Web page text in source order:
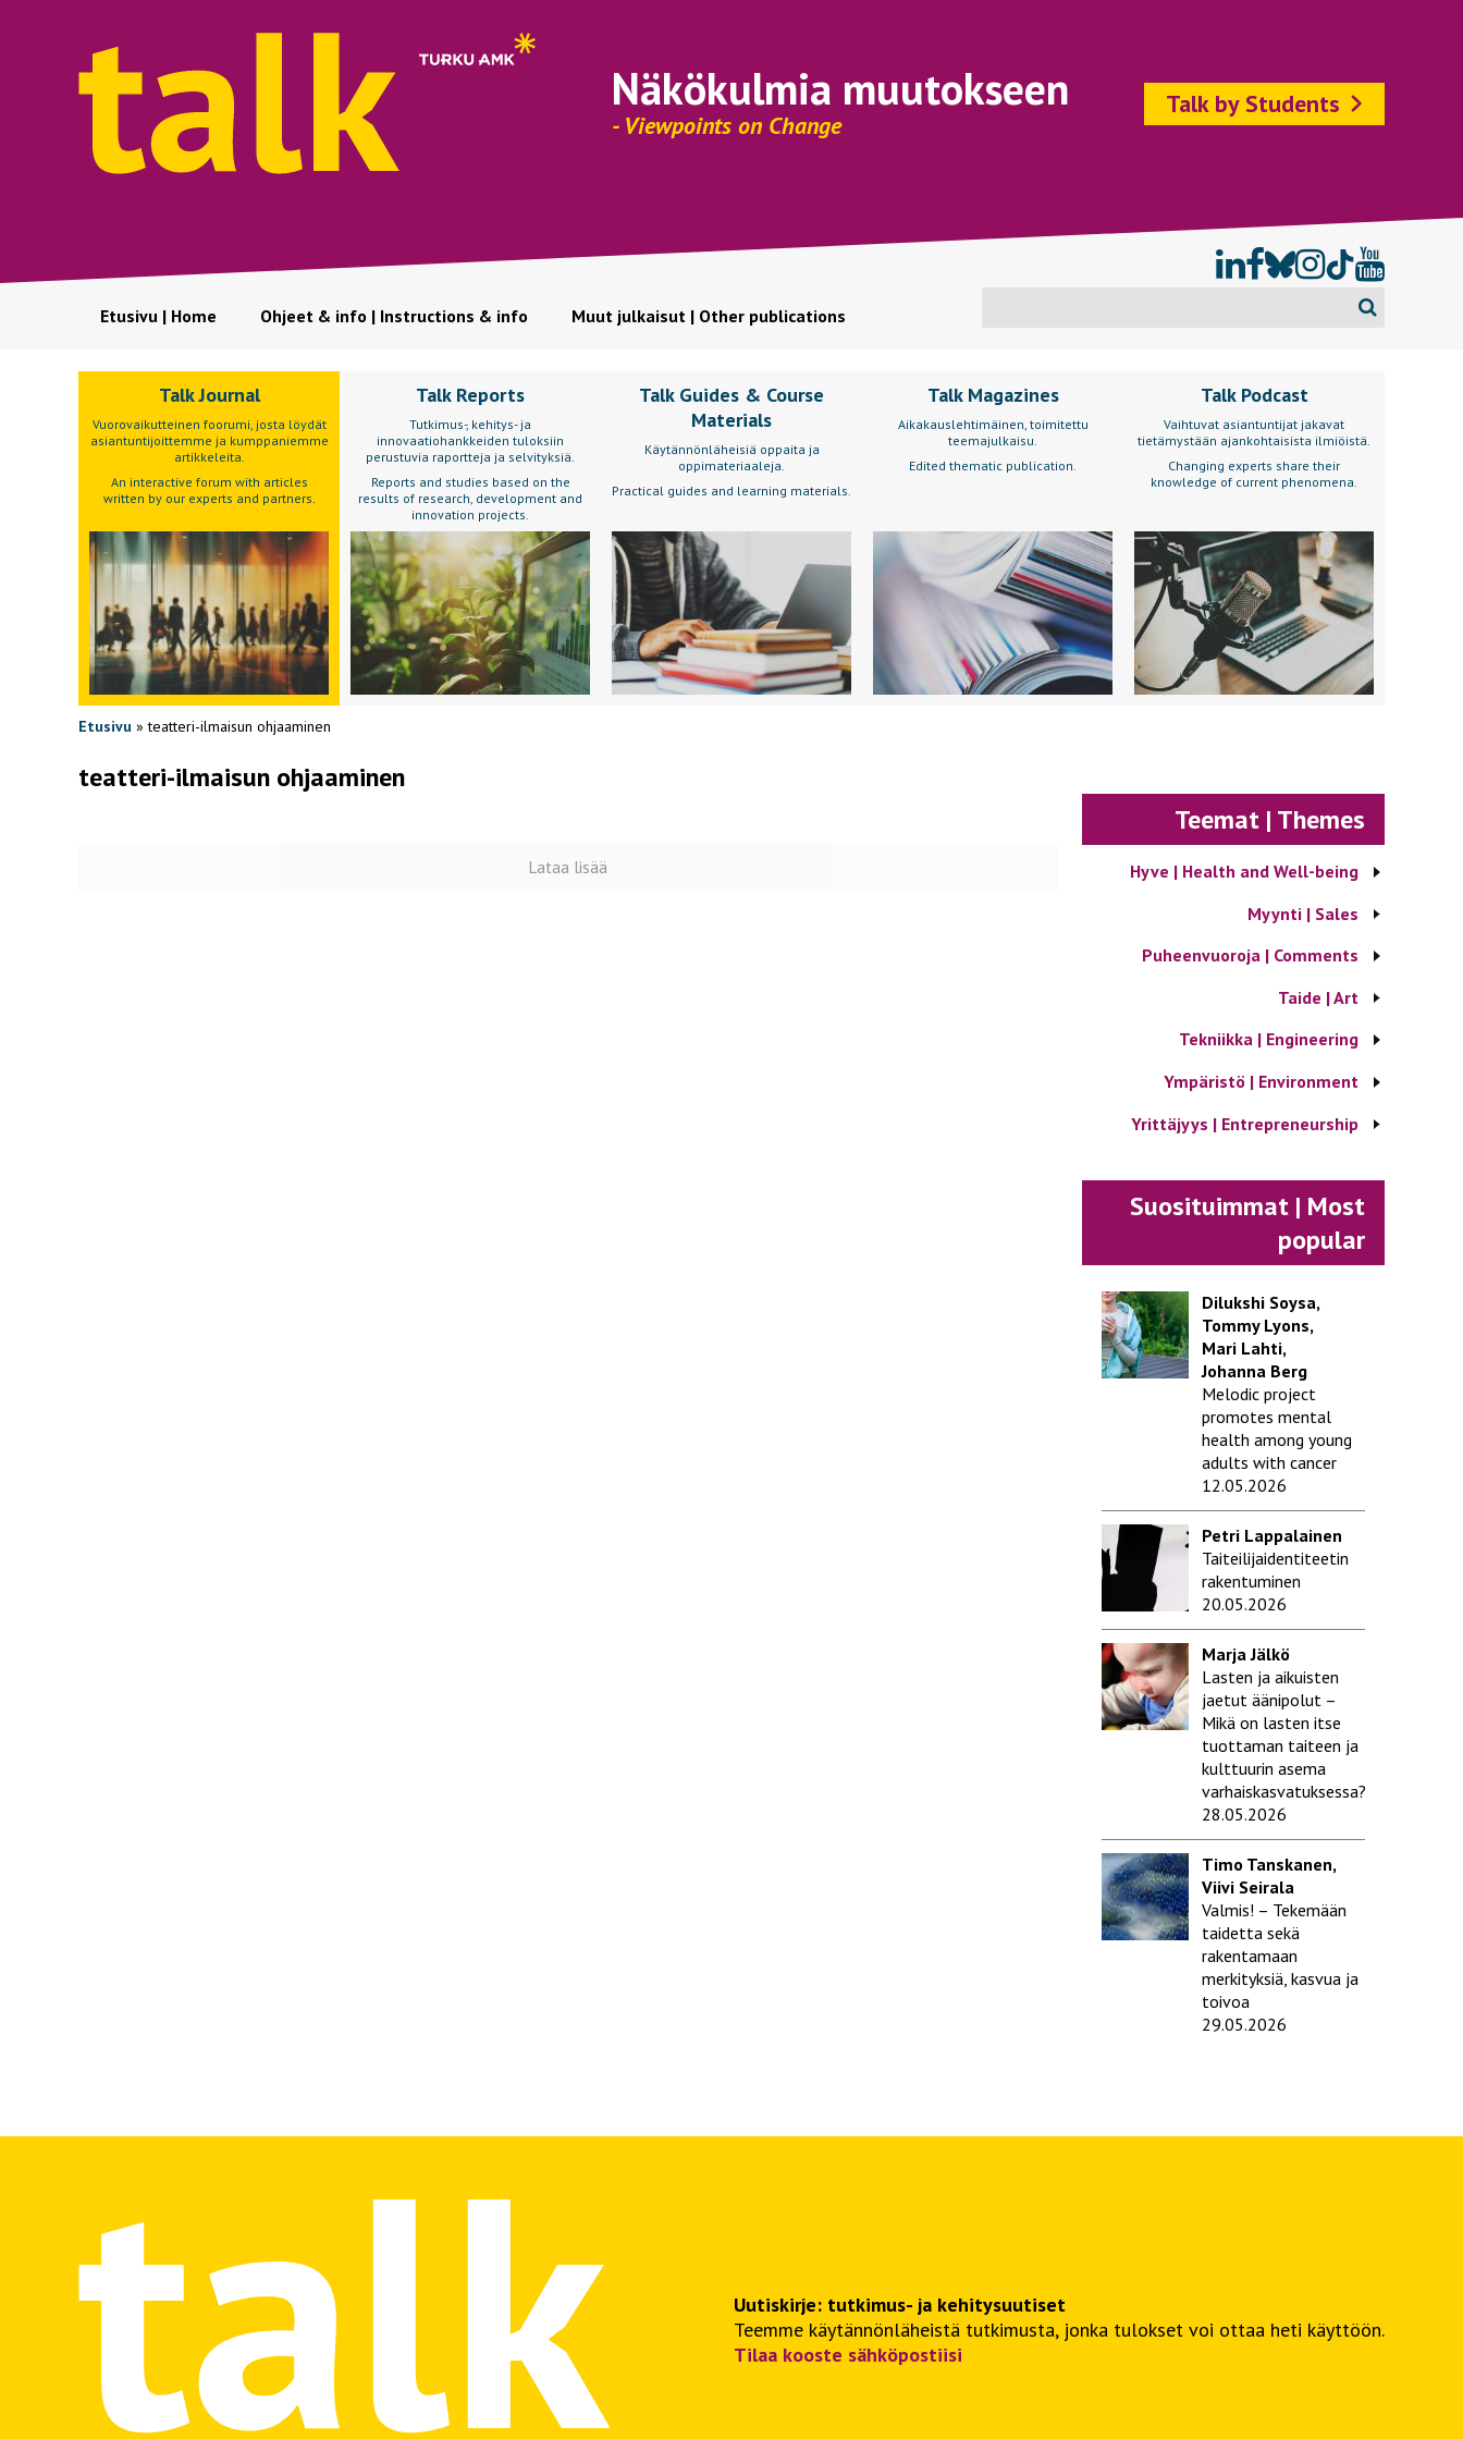
Näkökulmia muutokseen
- Viewpoints on Change
Talk by Students
Etusivu | Home Ohjeet & info | Instructions & info Muut julkaisut | Other publications
Talk Journal
Vuorovaikutteinen foorumi, josta löydät
asiantuntijoittemme ja kumppaniemme
artikkeleita.
An interactive forum with articles
written by our experts and partners.
Talk Reports
Tutkimus-, kehitys- ja
innovaatiohankkeiden tuloksiin
perustuvia raportteja ja selvityksiä.
Reports and studies based on the
results of research, development and
innovation projects.
Talk Guides & Course
Materials
Käytännönläheisiä oppaita ja
oppimateriaaleja.
Practical guides and learning materials.
Talk Magazines
Aikakauslehtimäinen, toimitettu
teemajulkaisu.
Edited thematic publication.
Talk Podcast
Vaihtuvat asiantuntijat jakavat
tietämystään ajankohtaisista ilmiöistä.
Changing experts share their
knowledge of current phenomena.
Etusivu »teatteri-ilmaisun ohjaaminen
teatteri-ilmaisun ohjaaminen
Lataa lisää
Teemat | Themes
Hyve | Health and Well-being
Myynti | Sales
Puheenvuoroja | Comments
Taide | Art
Tekniikka | Engineering
Ympäristö | Environment
Yrittäjyys | Entrepreneurship
Suosituimmat | Most
popular
Dilukshi Soysa,
Tommy Lyons,
Mari Lahti,
Johanna Berg
Melodic project
promotes mental
health among young
adults with cancer
12.05.2026
Petri Lappalainen
Taiteilijaidentiteetin
rakentuminen
20.05.2026
Marja Jälkö
Lasten ja aikuisten
jaetut äänipolut –
Mikä on lasten itse
tuottaman taiteen ja
kulttuurin asema
varhaiskasvatuksessa?
28.05.2026
Timo Tanskanen,
Viivi Seirala
Valmis! – Tekemään
taidetta sekä
rakentamaan
merkityksiä, kasvua ja
toivoa
29.05.2026
Uutiskirje: tutkimus- ja kehitysuutiset
Teemme käytännönläheistä tutkimusta, jonka tulokset voi ottaa heti käyttöön.
Tilaa kooste sähköpostiisi